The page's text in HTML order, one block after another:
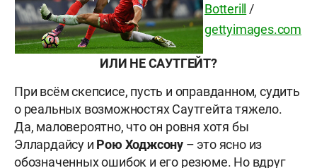
Botterill /
gettyimages.com
ИЛИ НЕ САУТГЕЙТ?
При всём скепсисе, пусть и оправданном, судить
о реальных возможностях Саутгейта тяжело.
Да, маловероятно, что он ровня хотя бы
Эллардайсу и Рою Ходжсону – это ясно из
обозначенных ошибок и его резюме. Но вдруг